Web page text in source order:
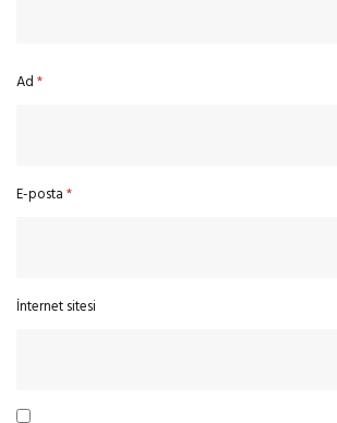
Ad*
E-posta*
İnternet sitesi